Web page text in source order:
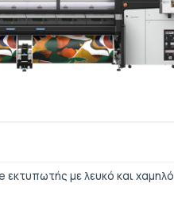
με λευκό και χαμηλό